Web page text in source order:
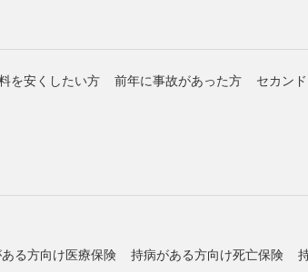
を安くしたい方 前年に事故があった方 セカン
る方向け医療保険 持病がある方向け死亡保険